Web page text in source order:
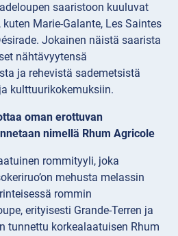
saaristoon kuuluvat
Marie-Galante, Les Saintes
Jokainen näistä saarista
nähtävyytensä
ja rehevistä sademetsistä
kulttuurikokemuksiin.
oman erottuvan
nimellä Rhum Agricole
rommityyli, joka
mehusta melassin
rommin
erityisesti Grande-Terren ja
tunnettu korkealaatuisen Rhum